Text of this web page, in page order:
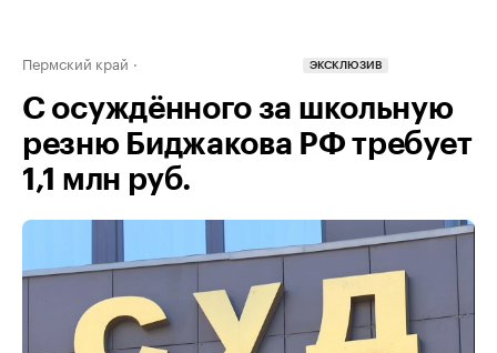
Пермский край ЭКСКЛЮЗИВ
С осуждённого за школьную
резню Биджакова РФ требует
1,1 млн руб.